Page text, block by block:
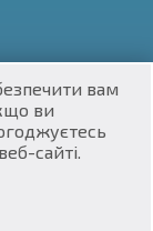
PL
вам
ви
сайті.